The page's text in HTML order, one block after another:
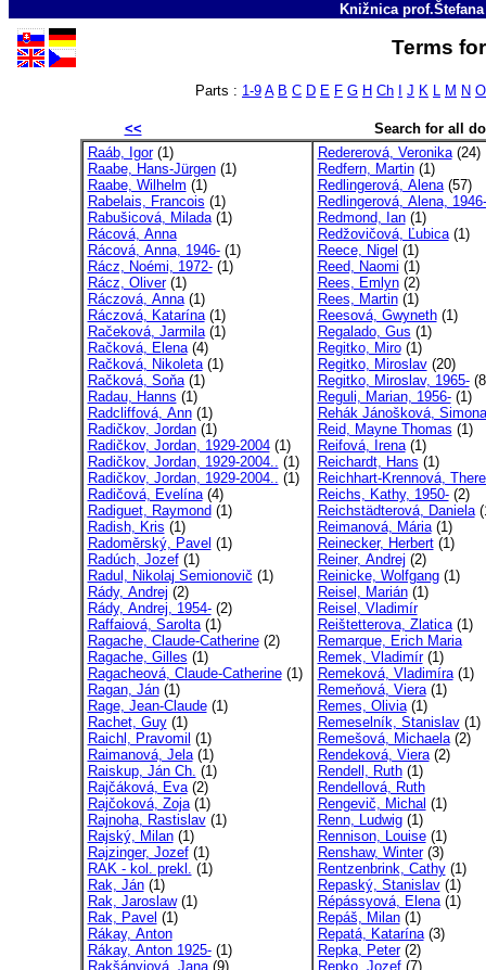
Knižnica
Terms
Parts : 1-9 A B C D E F G H Ch J K L M N O
<<
Search for all
Raáb, Igor(1)
Raabe, Hans-Jürgen(1)
Raabe, Wilhelm (1)
Rabelais, Francois (1)
Rabušicová, Milada(1)
Rácová, Anna
Rácová, Anna, 1946-(1)
Rácz, Noémi, 1972-(1)
Rácz, Oliver(1)
Ráczová, Anna(1)
Ráczová, Katarína(1)
Račeková, Jarmila(1)
Račková, Elena(4)
Račková, Nikoleta(1)
Račková, Soňa(1)
Radau, Hanns (1)
Radcliffová, Ann(1)
Radičkov, Jordan(1)
Radičkov, Jordan, 1929-2004(1)
Radičkov, Jordan, 1929-2004.. (1)
Radičkov, Jordan, 1929-2004.. (1)
Radičová, Evelína(4)
Radiguet, Raymond (1)
Radish, Kris (1)
Radoměrský, Pavel (1)
Radúch, Jozef(1)
Radul, Nikolaj Semionovič (1)
Rády, Andrej (2)
Rády, Andrej, 1954-(2)
Raffaiová, Sarolta(1)
Ragache, Claude-Catherine(2)
Ragache, Gilles (1)
Ragacheová, Claude-Catherine(1)
Ragan, Ján(1)
Rage, Jean-Claude(1)
Rachet, Guy(1)
Raichl, Pravomil (1)
Raimanová, Jela(1)
Raiskup, Ján Ch. (1)
Rajčáková, Eva(2)
Rajčoková, Zoja(1)
Rajnoha, Rastislav(1)
Rajský, Milan(1)
Rajzinger, Jozef(1)
RAK - kol. prekl. (1)
Rak, Ján(1)
Rak, Jaroslaw(1)
Rak, Pavel (1)
Rákay, Anton
Rákay, Anton 1925-(1)
Rakšányiová, Jana(9)
Redererová, Veronika(24)
Redfern, Martin(1)
Redlingerová, Alena(57)
Redlingerová, Alena, 1946-
Redmond, Ian(1)
Redžovičová, Ľubica(1)
Reece, Nigel (1)
Reed, Naomi (1)
Rees, Emlyn(2)
Rees, Martin(1)
Reesová, Gwyneth(1)
Regalado, Gus (1)
Regitko, Miro(1)
Regitko, Miroslav(20)
Regitko, Miroslav, 1965-
Reguli, Marian, 1956-(1)
Rehák Jánošková, Simona
Reid, Mayne Thomas (1)
Reifová, Irena(1)
Reichardt, Hans (1)
Reichhart-Krennová,
Reichs, Kathy, 1950-(2)
Reichstädterová, Daniela
Reimanová, Mária(1)
Reinecker, Herbert(1)
Reiner, Andrej (2)
Reinicke, Wolfgang(1)
Reisel, Marián(1)
Reisel, Vladimír
Reištetterova, Zlatica(1)
Remarque, Erich Maria
Remek, Vladimír(1)
Remeková, Vladimíra(1)
Remeňová, Viera(1)
Remes, Olivia(1)
Remeselník, Stanislav(1)
Remešová, Michaela(2)
Rendeková, Viera(2)
Rendell, Ruth(1)
Rendellová, Ruth
Rengevič, Michal (1)
Renn, Ludwig(1)
Rennison, Louise(1)
Renshaw, Winter(3)
Rentzenbrink, Cathy(1)
Repaský, Stanislav(1)
Répássyová, Elena(1)
Repáš, Milan(1)
Repatá, Katarína(3)
Repka, Peter(2)
Repko, Jozef(7)